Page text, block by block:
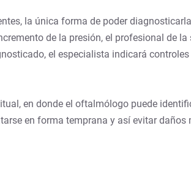
la única forma de poder
de la presión, el profesional de
el especialista indicará
en donde el oftalmólogo puede
en forma temprana y así evitar daños